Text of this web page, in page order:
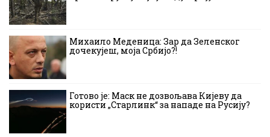
Михаило Меденица: Зар да Зеленског
дочекујеш, моја Србијо?!
Готово је: Маск не дозвољава Кијеву да
користи „Старлинк“ за нападе на Русију?